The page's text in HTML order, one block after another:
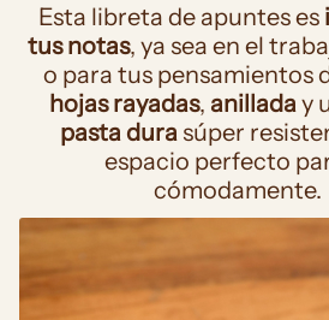
Esta libreta de apuntes es
tus notas, ya sea en el
o para tus pensamientos
hojas rayadas, anillada y
pasta dura súper
espacio perfecto